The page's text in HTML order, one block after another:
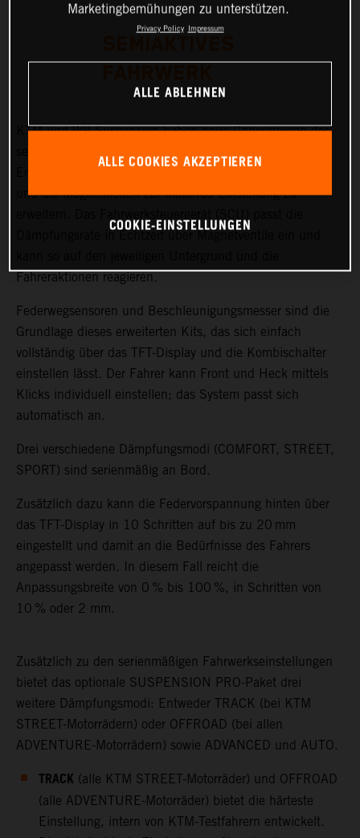
KTM und WP Suspension haben neue Generationen der
und die Möglichkeiten zur Motorrad-Einstellung zu
Dämpfungsrate in Echtzeit über Magnetventile ein und
Fahreraktionen reagieren.
Federwegsensoren und Beschleunigungsmesser sind die
Grundlage dieses erweiterten Kits, das sich einfach
vollständig über das TFT-Display und die Kombischalter
einstellen lässt. Der Fahrer kann Front und Heck mittels
Klicks individuell einstellen; das System passt sich
automatisch an.
Drei verschiedene Dämpfungsmodi (COMFORT, STREET,
SPORT) sind serienmäßig an Bord.
Zusätzlich dazu kann die Federvorspannung hinten über
das TFT-Display in 10 Schritten auf bis zu 20 mm
eingestellt und damit an die Bedürfnisse des Fahrers
angepasst werden. In diesem Fall reicht die
Anpassungsbreite von 0 % bis 100 %, in Schritten von
10 % oder 2 mm.
Zusätzlich zu den serienmäßigen Fahrwerkseinstellungen
bietet das optionale SUSPENSION PRO-Paket drei
weitere Dämpfungsmodi: Entweder TRACK (bei KTM
STREET-Motorrädern) oder OFFROAD (bei allen
ADVENTURE-Motorrädern) sowie ADVANCED und AUTO.
TRACK (alle KTM STREET-Motorräder) und OFFROAD
(alle ADVENTURE-Motorräder) bietet die härteste
Einstellung, intern von KTM-Testfahrern entwickelt.
Marketingbemühungen zu unterstützen.
Privacy Policy Impressum
ALLE ABLEHNEN
ALLE COOKIES AKZEPTIEREN
COOKIE-EINSTELLUNGEN